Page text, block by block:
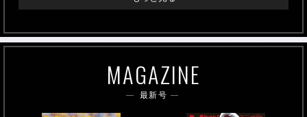
MAGAZINE
最新号